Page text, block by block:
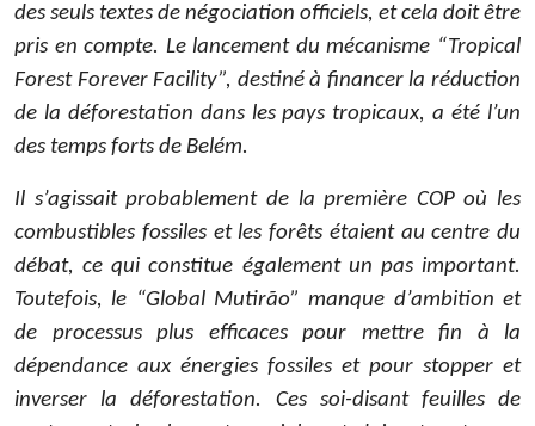
des seuls textes de négociation officiels, et cela doit être
pris en compte. Le lancement du mécanisme “Tropical
Forest Forever Facility”, destiné à financer la réduction
de la déforestation dans les pays tropicaux, a été l’un
des temps forts de Belém.
Il s’agissait probablement de la première COP où les
combustibles fossiles et les forêts étaient au centre du
débat, ce qui constitue également un pas important.
Toutefois, le “Global Mutirão” manque d’ambition et
de processus plus efficaces pour mettre fin à la
dépendance aux énergies fossiles et pour stopper et
inverser la déforestation. Ces soi-disant feuilles de